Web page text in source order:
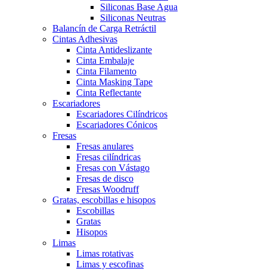
Siliconas Base Agua
Siliconas Neutras
Balancín de Carga Retráctil
Cintas Adhesivas
Cinta Antideslizante
Cinta Embalaje
Cinta Filamento
Cinta Masking Tape
Cinta Reflectante
Escariadores
Escariadores Cilíndricos
Escariadores Cónicos
Fresas
Fresas anulares
Fresas cilíndricas
Fresas con Vástago
Fresas de disco
Fresas Woodruff
Gratas, escobillas e hisopos
Escobillas
Gratas
Hisopos
Limas
Limas rotativas
Limas y escofinas